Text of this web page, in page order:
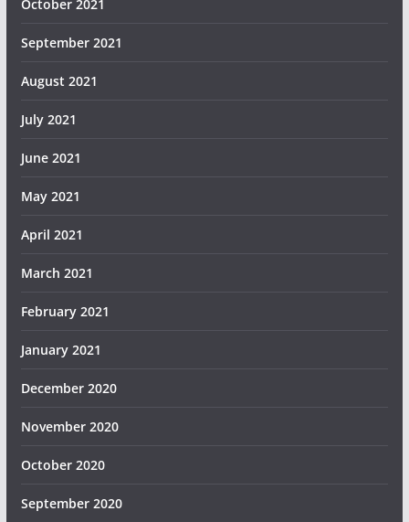
October 2021
September 2021
August 2021
July 2021
June 2021
May 2021
April 2021
March 2021
February 2021
January 2021
December 2020
November 2020
October 2020
September 2020